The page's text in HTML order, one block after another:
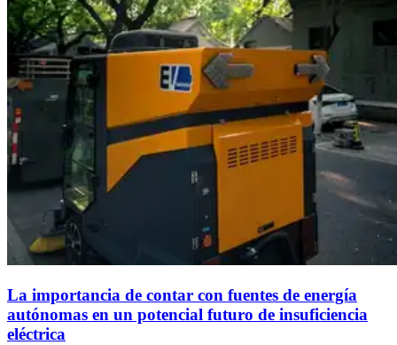
La importancia de contar con fuentes de energía
autónomas en un potencial futuro de insuficiencia
eléctrica